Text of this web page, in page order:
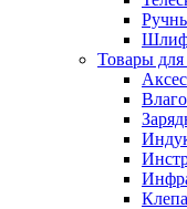
Товары для